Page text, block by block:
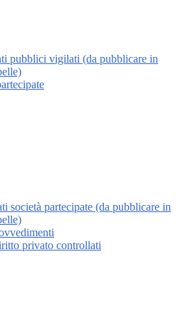
pubblici vigilati (da pubblicare in
società partecipate (da pubblicare in
privato controllati